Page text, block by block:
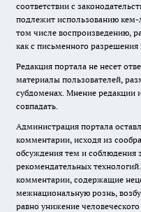
соответствии с
подлежит использованию
том числе воспроизведению,
как с письменного разрешения
Редакция портала не несет
материалы пользователей,
субдоменах. Мнение редакции
совпадать.
Администрация портала
комментарии, исходя из
обсуждения тем и соблюдения
рекомендательных
комментарии, содержащие
межнациональную рознь,
равно унижение